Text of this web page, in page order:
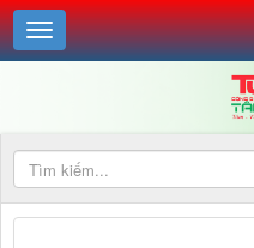
Độ đạm tự nhiên.
Nước mắm Rin.
Hàm lượng đạm Nitơ toàn
Hàm lượng đạm Acid Amin/
Quy cách đóng gói: Hộp: 6
">